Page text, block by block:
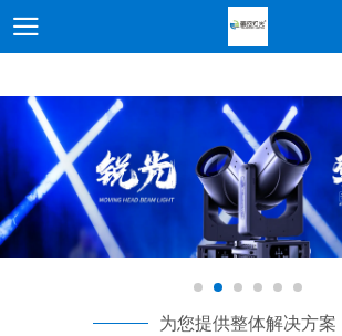
为您提供整体解决方案